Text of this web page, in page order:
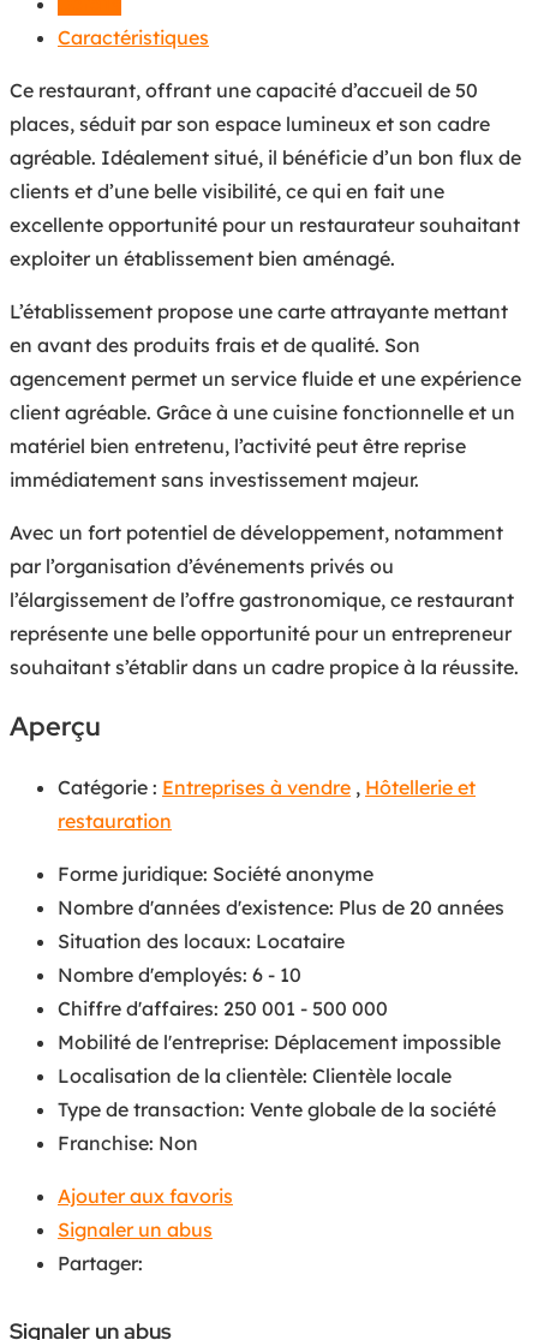
Caractéristiques
Ce restaurant, offrant une capacité d’accueil de 50
places, séduit par son espace lumineux et son cadre
agréable. Idéalement situé, il bénéficie d’un bon flux de
clients et d’une belle visibilité, ce qui en fait une
excellente opportunité pour un restaurateur souhaitant
exploiter un établissement bien aménagé.
L’établissement propose une carte attrayante mettant
en avant des produits frais et de qualité. Son
agencement permet un service fluide et une expérience
client agréable. Grâce à une cuisine fonctionnelle et un
matériel bien entretenu, l’activité peut être reprise
immédiatement sans investissement majeur.
Avec un fort potentiel de développement, notamment
par l’organisation d’événements privés ou
l’élargissement de l’offre gastronomique, ce restaurant
représente une belle opportunité pour un entrepreneur
souhaitant s’établir dans un cadre propice à la réussite.
Aperçu
Catégorie : Entreprises à vendre , Hôtellerie et
restauration
Forme juridique: Société anonyme
Nombre d'années d'existence: Plus de 20 années
Situation des locaux: Locataire
Nombre d'employés: 6 - 10
Chiffre d'affaires: 250 001 - 500 000
Mobilité de l'entreprise: Déplacement impossible
Localisation de la clientèle: Clientèle locale
Type de transaction: Vente globale de la société
Franchise: Non
Ajouter aux favoris
Signaler un abus
Partager:
Signaler un abus